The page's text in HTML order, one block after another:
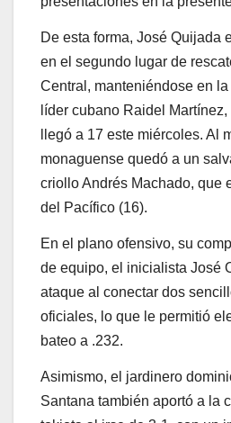
De esta forma, José Quijada
en el segundo lugar de
Central, manteniéndose en
líder cubano Raidel
llegó a 17 este miércoles. Al
monaguense quedó a un
criollo Andrés Machado, que
del Pacífico (16).
En el plano ofensivo, su
de equipo, el inicialista José
ataque al conectar dos
oficiales, lo que le permitió
bateo a .232.
Asimismo, el jardinero
Santana también aportó a la